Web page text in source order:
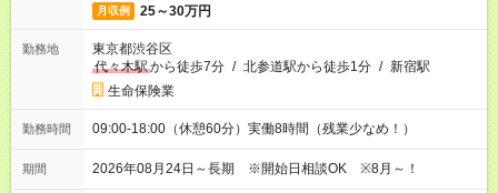
月収例 25～30万円
勤務地
東京都渋谷区
代々木駅から徒歩7分 / 北参道駅から徒歩1分 / 新宿駅
生命保険業
勤務時間 09:00-18:00（休憩60分）実働8時間（残業少なめ！）
期間 2026年08月24日～長期 ※開始日相談OK ※8月～！